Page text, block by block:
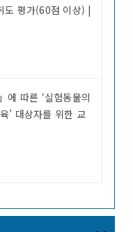
평가(60점 이상) |
에 따른 ‘실험동물의
’ 대상자를 위한 교